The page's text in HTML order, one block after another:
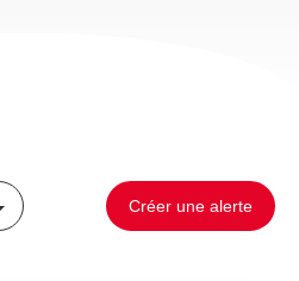
Créer une alerte